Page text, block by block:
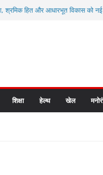
श्रमिक हित और आधारभूत विकास को नई
रहें अधिकारी: सीईओ
योजनाओं के लिए 80 करोड़ रुपए
वर्षा की संभावना, अलर्ट!
शिक्षा हेल्थ खेल